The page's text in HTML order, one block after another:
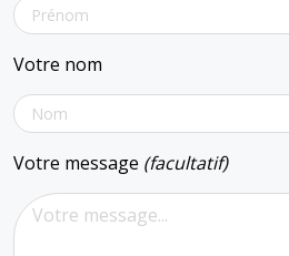
Votre nom
Votre message (facultatif)